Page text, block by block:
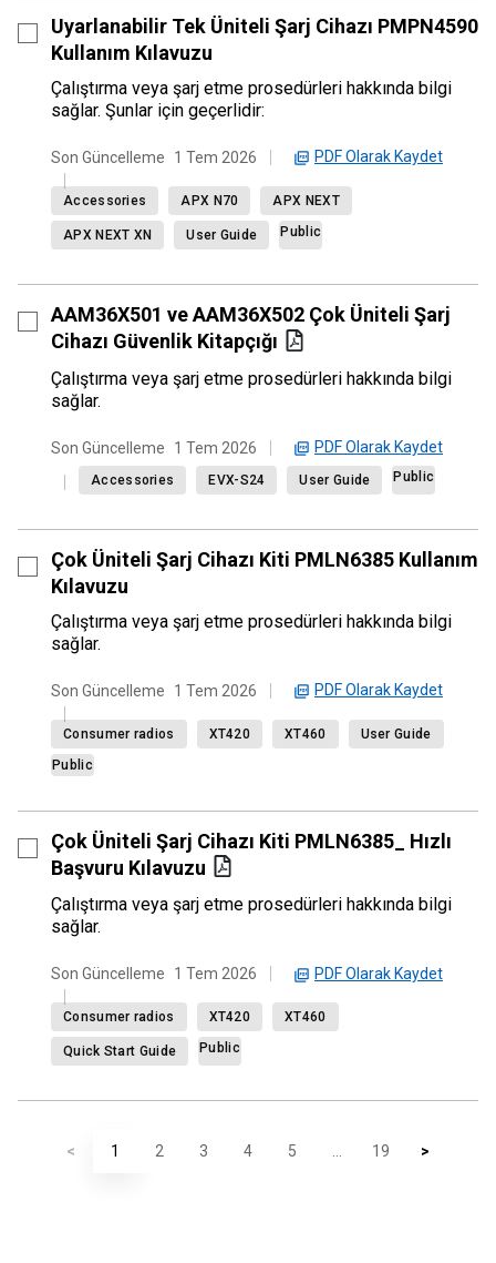
Uyarlanabilir Tek Üniteli Şarj Cihazı PMPN4590
Kullanım Kılavuzu
Çalıştırma veya şarj etme prosedürleri hakkında bilgi
sağlar. Şunlar için geçerlidir:
Son Güncelleme 1 Tem 2026 PDF Olarak Kaydet
Accessories APX N70 APX NEXT
APX NEXT XN User Guide Public
AAM36X501 ve AAM36X502 Çok Üniteli Şarj
Cihazı Güvenlik Kitapçığı
Çalıştırma veya şarj etme prosedürleri hakkında bilgi
sağlar.
Son Güncelleme 1 Tem 2026 PDF Olarak Kaydet
Accessories EVX-S24 User Guide Public
Çok Üniteli Şarj Cihazı Kiti PMLN6385 Kullanım
Kılavuzu
Çalıştırma veya şarj etme prosedürleri hakkında bilgi
sağlar.
Son Güncelleme 1 Tem 2026 PDF Olarak Kaydet
Consumer radios XT420 XT460
User Guide
Public
Çok Üniteli Şarj Cihazı Kiti PMLN6385_ Hızlı
Başvuru Kılavuzu
Çalıştırma veya şarj etme prosedürleri hakkında bilgi
sağlar.
Son Güncelleme 1 Tem 2026 PDF Olarak Kaydet
Consumer radios XT420 XT460
Quick Start Guide Public
< 1 2 3 4 5 19 >